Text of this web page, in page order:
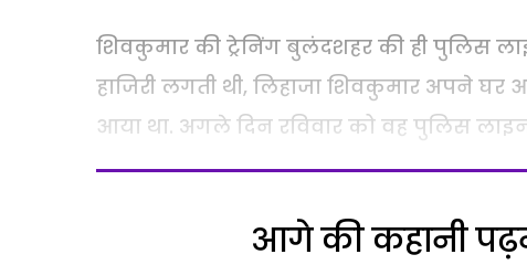
शिवकुमार की ट्रेनिंग बुलंदशहर की ही पुलिस
हाजिरी लगती थी, लिहाजा शिवकुमार अपने
आया था. अगले दिन रविवार को वह पुलिस
आगे की कहानी